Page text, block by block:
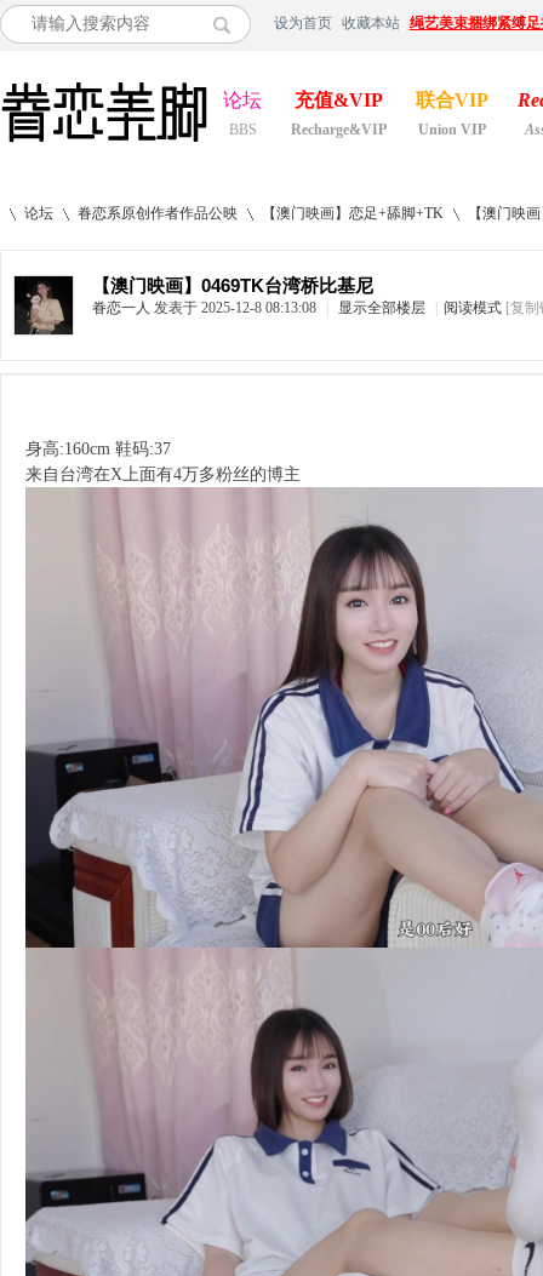
设为首页 收藏本站 绳艺美束捆绑紧缚
论坛
BBS
充值&VIP
Recharge&VIP
联合VIP
Union VIP
论坛
›
眷恋系原创作者作品公映
›
【澳门映画】恋足+舔脚+TK
›
【澳门映
【澳门映画】0469TK台湾桥比基尼
眷恋一人 发表于 2025-12-8 08:13:08 显示全部楼层 阅读模式 [复
身高:160cm 鞋码:37
来自台湾在X上面有4万多粉丝的博主